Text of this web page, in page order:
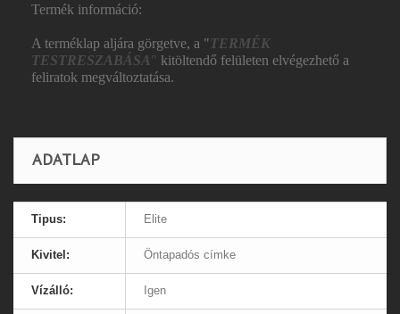
Termék információ:
A terméklap aljára görgetve, a "TERMÉK
TESTRESZABÁSA" kitöltendő felületen elvégezhető a
feliratok megváltoztatása.
ADATLAP
Tipus: Elite
Kivitel: Öntapadós címke
Vízálló: Igen